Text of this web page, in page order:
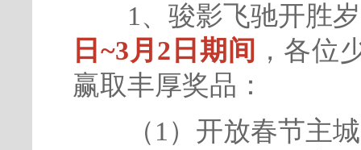
1、骏影飞驰开胜岁
日~3月2日期间 ，各位
赢取丰厚奖品：
（1）开放春节主城